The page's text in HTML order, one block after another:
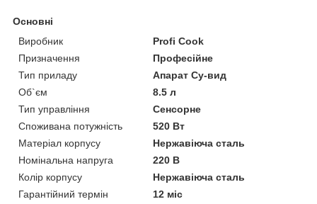
Основні
Виробник
Profi Cook
Призначення
Професійне
Тип приладу
Апарат Су-вид
Об`єм
8.5 л
Тип управління
Сенсорне
Споживана потужність
520 Вт
Матеріал корпусу
Нержавіюча сталь
Номінальна напруга
220 В
Колір корпусу
Нержавіюча сталь
Гарантійний термін
12 міс